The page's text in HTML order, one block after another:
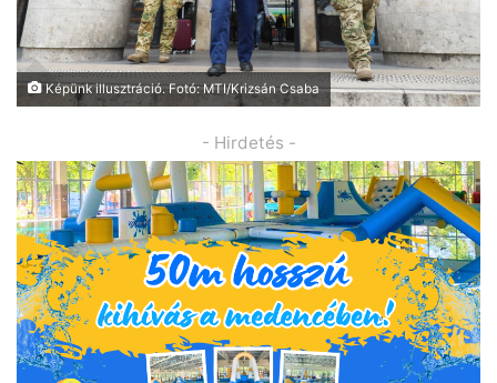
Képünk illusztráció. Fotó: MTI/Krizsán Csaba
- Hirdetés -